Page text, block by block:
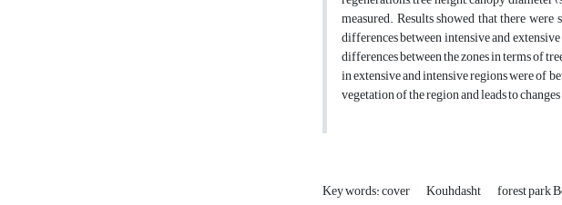
measured. Results showed that there
differences between intensive and
differences between the zones in terms of
in extensive and intensive regions were of
vegetation of the region and leads to
Key words: cover Kouhdasht forest park